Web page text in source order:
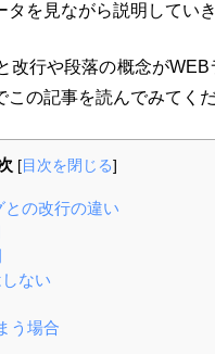
を見ながら説明していき
改行や段落の概念が
の記事を読んでみてくだ
[目次を閉じる]
の改行の違い
ない
う場合